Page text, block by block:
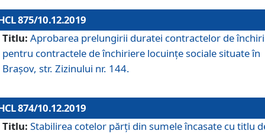
875/10.12.2019
Titlu: Aprobarea prelungirii duratei contractelor de
pentru contractele de închiriere locuinţe sociale situate în
Braşov, str. Zizinului nr. 144.
874/10.12.2019
Titlu: Stabilirea cotelor părți din sumele încasate cu titlu